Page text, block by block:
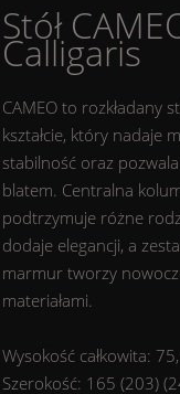
Stół
Calligaris
CAMEO to rozkładany
kształcie, który nadaje
stabilność oraz
blatem. Centralna
podtrzymuje różne
dodaje elegancji, a
marmur tworzy
materiałami.
Wysokość całkowita:
Szerokość: 165 (203)